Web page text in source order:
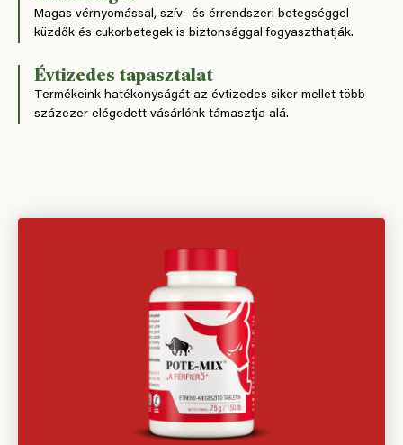
Magas vérnyomással, szív- és érrendszeri betegséggel
küzdők és cukorbetegek is biztonsággal fogyaszthatják.
Évtizedes tapasztalat
Termékeink hatékonyságát az évtizedes siker mellet több
százezer elégedett vásárlónk támasztja alá.